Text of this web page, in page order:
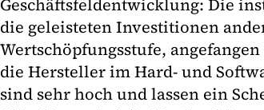
Geschäftsfeldentwicklung: Die
die geleisteten Investitionen
Wertschöpfungsstufe,
die Hersteller im Hard- und
sind sehr hoch und lassen ein